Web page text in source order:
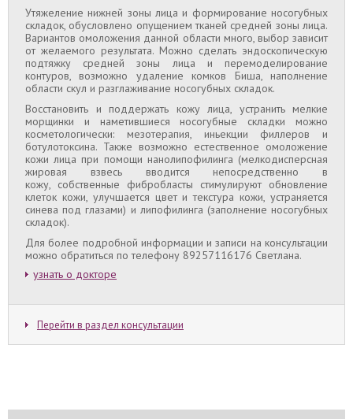
Утяжеление нижней зоны лица и формирование носогубных
складок, обусловлено опущением тканей средней зоны лица.
Вариантов омоложения данной области много, выбор зависит
от желаемого результата. Можно сделать эндоскопическую
подтяжку средней зоны лица и перемоделирование
контуров, возможно удаление комков Биша, наполнение
области скул и разглаживание носогубных складок.
Восстановить и поддержать кожу лица, устранить мелкие
морщинки и наметившиеся носогубные складки можно
косметологически: мезотерапия, иньекции филлеров и
ботулотоксина. Также возможно естественное омоложение
кожи лица при помощи нанолипофилинга (мелкодисперсная
жировая взвесь вводится непосредственно в
кожу, собственные фибробласты стимулируют обновление
клеток кожи, улучшается цвет и текстура кожи, устраняется
синева под глазами) и липофилинга (заполнение носогубных
складок).
Для более подробной информации и записи на консультации
можно обратиться по телефону 89257116176 Светлана.
узнать о докторе
Перейти в раздел консультации